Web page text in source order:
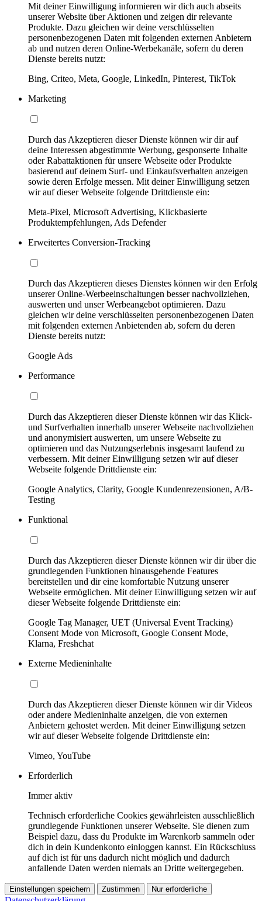
Mit deiner Einwilligung informieren wir dich auch abseits
unserer Website über Aktionen und zeigen dir relevante
Produkte. Dazu gleichen wir deine verschlüsselten
personenbezogenen Daten mit folgenden externen Anbietern
ab und nutzen deren Online-Werbekanäle, sofern du deren
Dienste bereits nutzt:
Bing, Criteo, Meta, Google, LinkedIn, Pinterest, TikTok
Marketing
Durch das Akzeptieren dieser Dienste können wir dir auf
deine Interessen abgestimmte Werbung, gesponserte Inhalte
oder Rabattaktionen für unsere Webseite oder Produkte
basierend auf deinem Surf- und Einkaufsverhalten anzeigen
sowie deren Erfolge messen. Mit deiner Einwilligung setzen
wir auf dieser Webseite folgende Drittdienste ein:
Meta-Pixel, Microsoft Advertising, Klickbasierte
Produktempfehlungen, Ads Defender
Erweitertes Conversion-Tracking
Durch das Akzeptieren dieses Dienstes können wir den Erfolg
unserer Online-Werbeeinschaltungen besser nachvollziehen,
auswerten und unser Werbeangebot optimieren. Dazu
gleichen wir deine verschlüsselten personenbezogenen Daten
mit folgenden externen Anbietenden ab, sofern du deren
Dienste bereits nutzt:
Google Ads
Performance
Durch das Akzeptieren dieser Dienste können wir das Klick-
und Surfverhalten innerhalb unserer Webseite nachvollziehen
und anonymisiert auswerten, um unsere Webseite zu
optimieren und das Nutzungserlebnis insgesamt laufend zu
verbessern. Mit deiner Einwilligung setzen wir auf dieser
Webseite folgende Drittdienste ein:
Google Analytics, Clarity, Google Kundenrezensionen, A/B-
Testing
Funktional
Durch das Akzeptieren dieser Dienste können wir dir über die
grundlegenden Funktionen hinausgehende Features
bereitstellen und dir eine komfortable Nutzung unserer
Webseite ermöglichen. Mit deiner Einwilligung setzen wir auf
dieser Webseite folgende Drittdienste ein:
Google Tag Manager, UET (Universal Event Tracking)
Consent Mode von Microsoft, Google Consent Mode,
Klarna, Freshchat
Externe Medieninhalte
Durch das Akzeptieren dieser Dienste können wir dir Videos
oder andere Medieninhalte anzeigen, die von externen
Anbietern gehostet werden. Mit deiner Einwilligung setzen
wir auf dieser Webseite folgende Drittdienste ein:
Vimeo, YouTube
Erforderlich
Immer aktiv
Technisch erforderliche Cookies gewährleisten ausschließlich
grundlegende Funktionen unserer Webseite. Sie dienen zum
Beispiel dazu, dass du Produkte im Warenkorb sammeln oder
dich in dein Kundenkonto einloggen kannst. Ein Rückschluss
auf dich ist für uns dadurch nicht möglich und dadurch
anfallende Daten werden niemals an Dritte weitergegeben.
Einstellungen speichern Zustimmen Nur erforderliche